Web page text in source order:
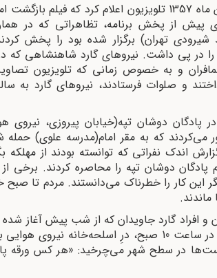
در روز جمعه 20 بهمن ماه 1357 تلویزیون اعلام
پیش از پخش برنامه، تظاهراتی که در
شیرودی تهران) برگزار شده بود را پخش
در پی داشت. نیروهای گارد شاهنشاهی که
و به خصوص زمانی که تلویزیون
و صلوات فرستادند، نیروهای گارد به
پادگان دوشان تپه(خیابان پیروزی، نیروی
می‌کردند که به مقر امام(مدرسه علوی)
اندک نفراتی که توانسته بودند از مهلکه
دوشان تپه را محاصره کردند. برخی
این کار را خطرناک می‌دانستند. مردم تا صبح
و افراد گارد جاویدان که از شب پیش آغاز
ادامه داشت. سرانجام در ساعت 10 صبح، درِ
در سطح شهر می‌چرخید: «هر کس ورقه